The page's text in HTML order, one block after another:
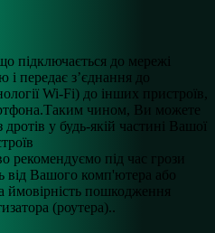
підключається до мережі
і передає з’єднання до
Wi-Fi) до інших пристроїв,
чином, Ви можете
у будь-якій частині Вашої
рекомендуємо під час грози
від Вашого комп'ютера або
ймовірність пошкодження
(роутера)..